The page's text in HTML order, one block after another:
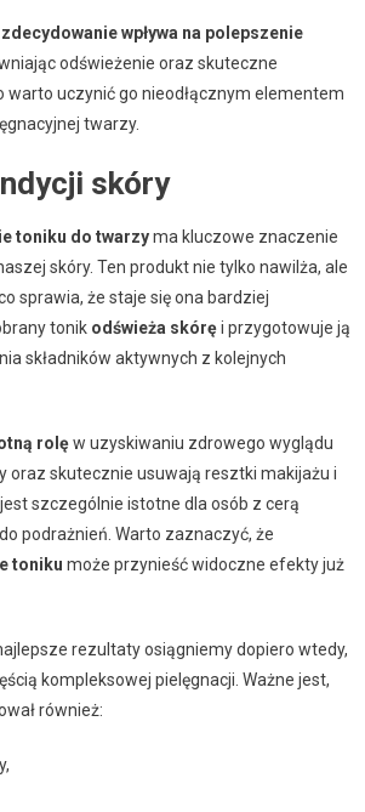
wpływa na polepszenie
odświeżenie oraz skuteczne
warto uczynić go nieodłącznym elementem
twarzy.
skóry
toniku do twarzyma kluczowe znaczenie
skóry. Ten produkt nie tylko nawilża, ale
sprawia, że staje się ona bardziej
tonik odświeża skóręi przygotowuje ją
składników aktywnych z kolejnych
rolęw uzyskiwaniu zdrowego wyglądu
oraz skutecznie usuwają resztki makijażu i
szczególnie istotne dla osób z cerą
podrażnień. Warto zaznaczyć, że
toniku może przynieść widoczne efekty już
rezultaty osiągniemy dopiero wtedy,
kompleksowej pielęgnacji. Ważne jest,
również: